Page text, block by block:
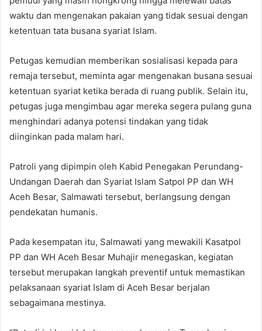
waktu dan mengenakan pakaian yang tidak sesuai dengan
ketentuan tata busana syariat Islam.
Petugas kemudian memberikan sosialisasi kepada para
remaja tersebut, meminta agar mengenakan busana sesuai
ketentuan syariat ketika berada di ruang publik. Selain itu,
petugas juga mengimbau agar mereka segera pulang guna
menghindari adanya potensi tindakan yang tidak
diinginkan pada malam hari.
Patroli yang dipimpin oleh Kabid Penegakan Perundang-
Undangan Daerah dan Syariat Islam Satpol PP dan WH
Aceh Besar, Salmawati tersebut, berlangsung dengan
pendekatan humanis.
Pada kesempatan itu, Salmawati yang mewakili Kasatpol
PP dan WH Aceh Besar Muhajir menegaskan, kegiatan
tersebut merupakan langkah preventif untuk memastikan
pelaksanaan syariat Islam di Aceh Besar berjalan
sebagaimana mestinya.